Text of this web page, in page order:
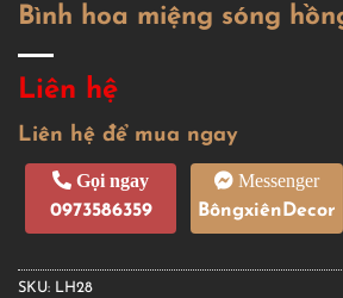
Bình hoa miệng sóng
Liên hệ
Liên hệ để mua ngay
Gọi ngay
0973586359
Messenger
BôngxiênDecor
SKU: LH28